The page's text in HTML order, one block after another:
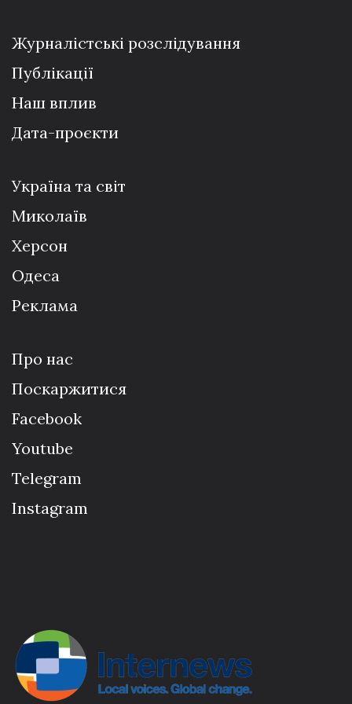
Журналістські розслідування
Публікації
Наш вплив
Дата-проєкти
Україна та світ
Миколаїв
Херсон
Одеса
Реклама
Про нас
Поскаржитися
Facebook
Youtube
Telegram
Instagram